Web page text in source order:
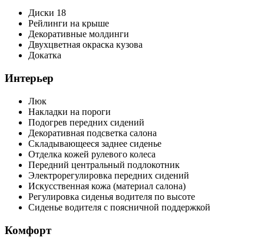
Диски 18
Рейлинги на крыше
Декоративные молдинги
Двухцветная окраска кузова
Докатка
Интерьер
Люк
Накладки на пороги
Подогрев передних сидений
Декоративная подсветка салона
Складывающееся заднее сиденье
Отделка кожей рулевого колеса
Передний центральный подлокотник
Электрорегулировка передних сидений
Искусственная кожа (материал салона)
Регулировка сиденья водителя по высоте
Сиденье водителя с поясничной поддержкой
Комфорт